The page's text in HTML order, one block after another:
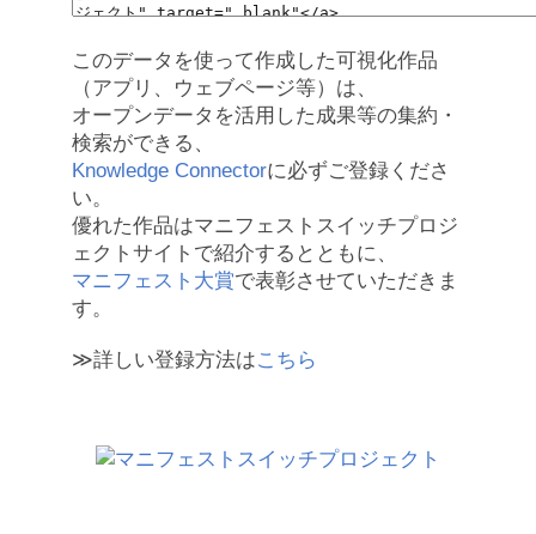
このデータを使って作成した可視化作品
（アプリ、ウェブページ等）は、
オープンデータを活用した成果等の集約・
検索ができる、
Knowledge Connectorに必ずご登録くださ
い。
優れた作品はマニフェストスイッチプロジ
ェクトサイトで紹介するとともに、
マニフェスト大賞で表彰させていただきま
す。
≫詳しい登録方法はこちら